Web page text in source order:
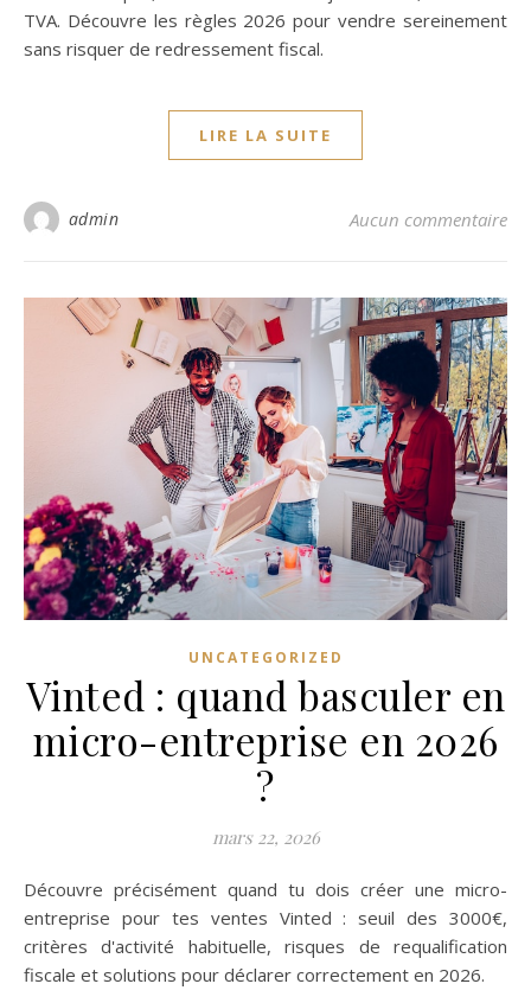
TVA. Découvre les règles 2026 pour vendre sereinement
sans risquer de redressement fiscal.
LIRE LA SUITE
admin Aucun commentaire
UNCATEGORIZED
Vinted : quand basculer en
micro-entreprise en 2026
?
mars 22, 2026
Découvre précisément quand tu dois créer une micro-
entreprise pour tes ventes Vinted : seuil des 3000€,
critères d'activité habituelle, risques de requalification
fiscale et solutions pour déclarer correctement en 2026.